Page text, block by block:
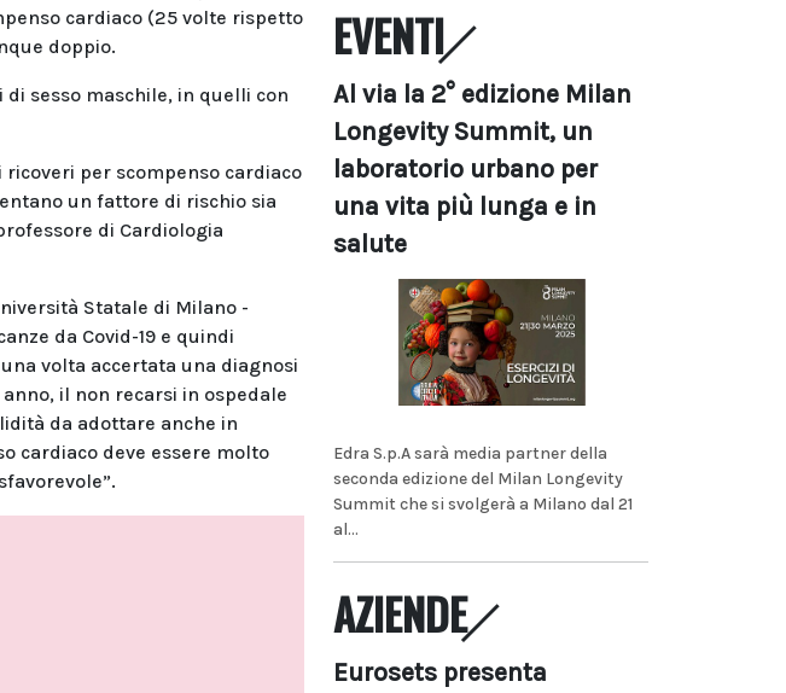
cardiaco (25 volte rispetto
doppio.
sesso maschile, in quelli con
per scompenso cardiaco
un fattore di rischio sia
di Cardiologia
Statale di Milano -
da Covid-19 e quindi
volta accertata una diagnosi
il non recarsi in ospedale
da adottare anche in
cardiaco deve essere molto
EVENTI
Al via la 2° edizione Milan
Longevity Summit, un
laboratorio urbano per
una vita più lunga e in
salute
Edra S.p.A sarà media partner della
seconda edizione del Milan Longevity
Summit che si svolgerà a Milano dal 21
al...
AZIENDE
Eurosets presenta